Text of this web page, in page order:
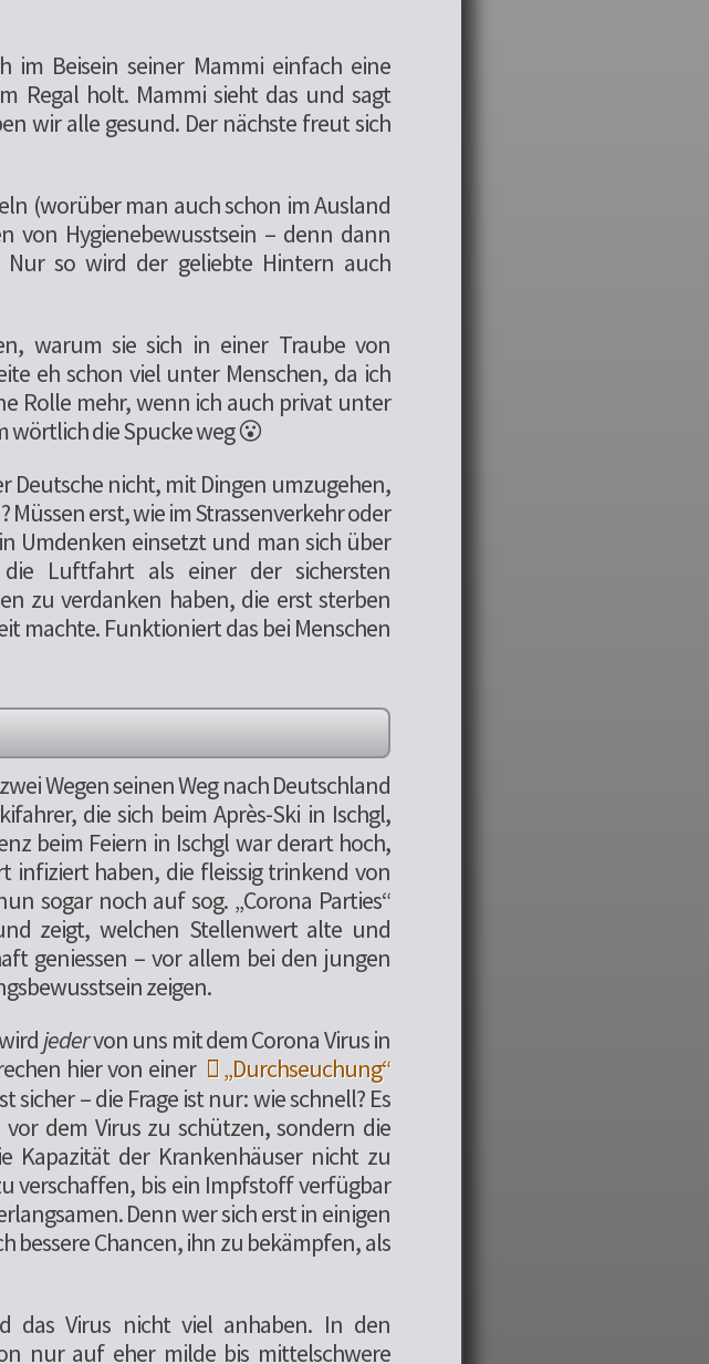
im Beisein seiner Mammi einfach eine
Regal holt. Mammi sieht das und sagt
wir alle gesund. Der nächste freut sich
(worüber man auch schon im Ausland
von Hygienebewusstsein – denn dann
so wird der geliebte Hintern auch
warum sie sich in einer Traube von
eh schon viel unter Menschen, da ich
Rolle mehr, wenn ich auch privat unter
wörtlich die Spucke weg 😮
Deutsche nicht, mit Dingen umzugehen,
Müssen erst, wie im Strassenverkehr oder
Umdenken einsetzt und man sich über
Luftfahrt als einer der sichersten
zu verdanken haben, die erst sterben
machte. Funktioniert das bei Menschen
Wegen seinen Weg nach Deutschland
die sich beim Après-Ski in Ischgl,
beim Feiern in Ischgl war derart hoch,
infiziert haben, die fleissig trinkend von
sogar noch auf sog. „Corona Parties“
zeigt, welchen Stellenwert alte und
geniessen – vor allem bei den jungen
zeigen.
jedervon uns mit dem Corona Virus in
hier von einer
„Durchseuchung“
sicher – die Frage ist nur: wie schnell? Es
dem Virus zu schützen, sondern die
Kapazität der Krankenhäuser nicht zu
verschaffen, bis ein Impfstoff verfügbar
Denn wer sich erst in einigen
bessere Chancen, ihn zu bekämpfen, als
das Virus nicht viel anhaben. In den
nur auf eher milde bis mittelschwere